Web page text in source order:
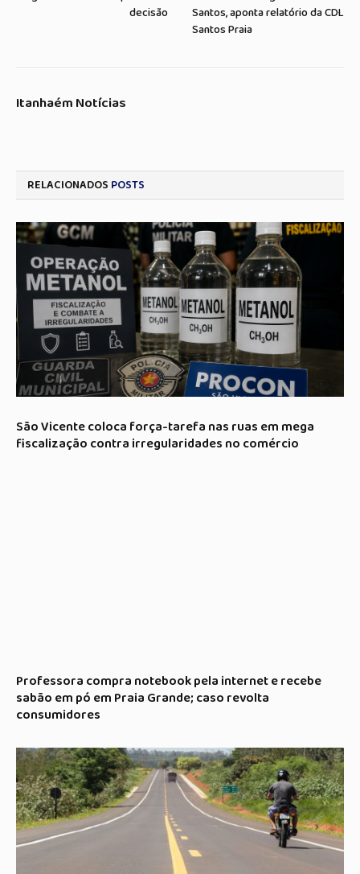
decisão
Santos, aponta relatório da CDL
Santos Praia
Itanhaém Notícias
RELACIONADOS POSTS
São Vicente coloca força-tarefa nas ruas em mega
fiscalização contra irregularidades no comércio
Professora compra notebook pela internet e recebe
sabão em pó em Praia Grande; caso revolta
consumidores